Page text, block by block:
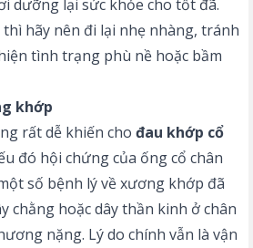
dưỡng lại sức khỏe cho tốt đã.
hãy nên đi lại nhẹ nhàng, tránh
tình trạng phù nề hoặc bầm
khớp
rất dễ khiến cho đau khớp cổ
đó hội chứng của ống cổ chân
số bệnh lý về xương khớp đã
chằng hoặc dây thần kinh ở chân
nặng. Lý do chính vẫn là vận